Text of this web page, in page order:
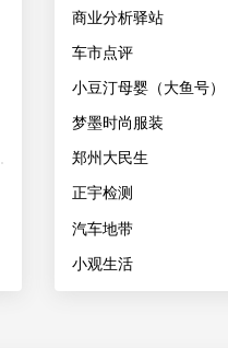
商业分析驿站
车市点评
小豆汀母婴（大鱼号）
梦墨时尚服装
郑州大民生
正宇检测
汽车地带
小观生活